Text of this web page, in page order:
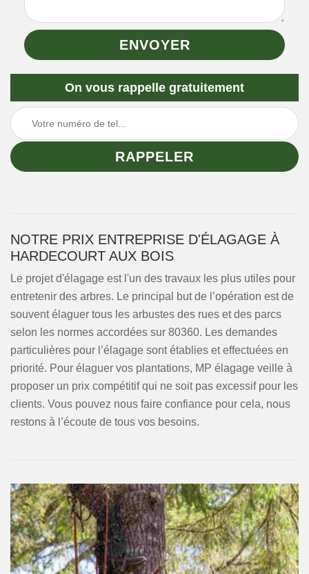
On vous rappelle gratuitement
NOTRE PRIX ENTREPRISE D'ÉLAGAGE À
HARDECOURT AUX BOIS
Le projet d'élagage est l'un des travaux les plus utiles pour
entretenir des arbres. Le principal but de l’opération est de
souvent élaguer tous les arbustes des rues et des parcs
selon les normes accordées sur 80360. Les demandes
particulières pour l’élagage sont établies et effectuées en
priorité. Pour élaguer vos plantations, MP élagage veille à
proposer un prix compétitif qui ne soit pas excessif pour les
clients. Vous pouvez nous faire confiance pour cela, nous
restons à l’écoute de tous vos besoins.